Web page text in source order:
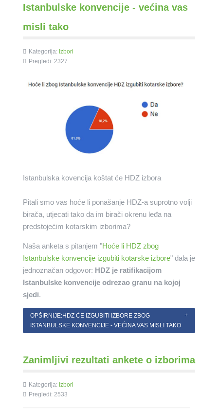
Istanbulske konvencije - većina vas
misli tako
Kategorija: Izbori
Pregledi: 2327
Istanbulska kovencija koštat će HDZ izbora
Pitali smo vas hoće li ponašanje HDZ-a suprotno volji
birača, utjecati tako da im birači okrenu leđa na
predstojećim kotarskim izborima?
Naša anketa s pitanjem "Hoće li HDZ zbog
Istanbulske konvencije izgubiti kotarske izbore" dala je
jednoznačan odgovor: HDZ je ratifikacijom
Istanbulske konvencije odrezao granu na kojoj
sjedi.
OPŠIRNIJE:HDZ ĆE IZGUBITI IZBORE ZBOG
ISTANBULSKE KONVENCIJE - VEĆINA VAS MISLI TAKO
Zanimljivi rezultati ankete o izborima
Kategorija: Izbori
Pregledi: 2533